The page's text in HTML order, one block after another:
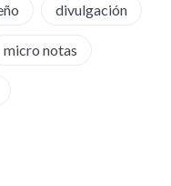
divulgación
micro notas